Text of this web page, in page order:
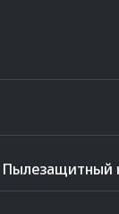
Пылезащитный